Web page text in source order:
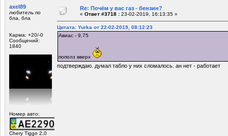
axel89
любитель по
бла, бла
Карма: +20/-0
Сообщений:
1840
Номер авто:
Chery Tiggo 2,0
Re: Почём у вас газ - бензин?
« Ответ #3718 : 23-02-2019, 16:13:35 »
Цитата: Yurka от 22-02-2019, 08:12:23
Авиас - 9,75
пополз вверх
подтверждаю. думал табло у них сломалось. ан нет - работает